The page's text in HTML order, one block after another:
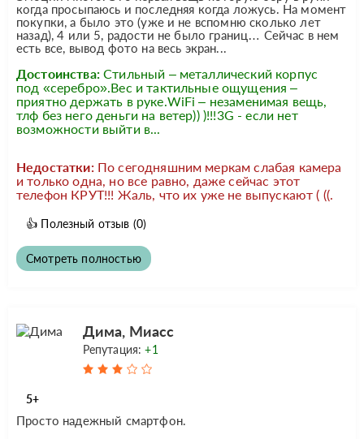
когда просыпаюсь и последняя когда ложусь. На момент
покупки, а было это (уже и не вспомню сколько лет
назад), 4 или 5, радости не было границ… Сейчас в нем
есть все, вывод фото на весь экран...
Достоинства: Стильный – металлический корпус
под «серебро».Вес и тактильные ощущения –
приятно держать в руке.WiFi – незаменимая вещь,
тлф без него деньги на ветер)) )!!!3G - если нет
возможности выйти в...
Недостатки: По сегодняшним меркам слабая камера
и только одна, но все равно, даже сейчас этот
телефон КРУТ!!! Жаль, что их уже не выпускают ( ((.
👍 Полезный отзыв (0)
Смотреть полностью
Дима, Миасс
Репутация:+1
5+
Просто надежный смартфон.